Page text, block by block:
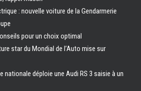
: nouvelle voiture de la Gendarmerie
pour un choix optimal
star du Mondial de l’Auto mise sur
nationale déploie une Audi RS 3 saisie à un